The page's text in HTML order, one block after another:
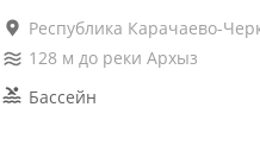
Республика Карачаево-
128 м до реки Архыз
Бассейн